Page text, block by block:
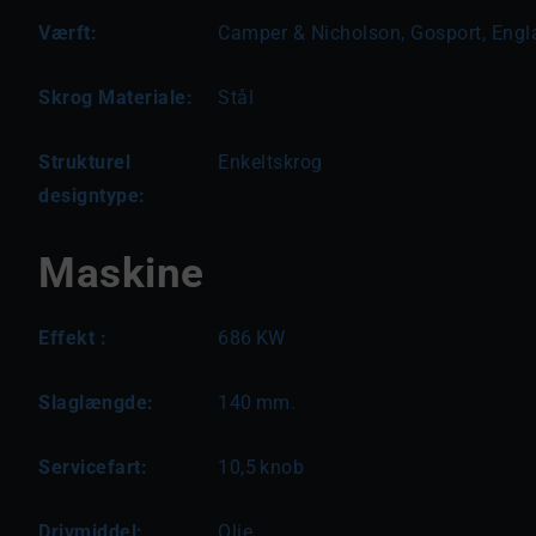
Værft: Camper & Nicholson, Gosport,
Skrog Materiale: Stål
Strukturel
designtype:
Enkeltskrog
Maskine
Effekt : 686 KW
Slaglængde: 140 mm.
Servicefart: 10,5 knob